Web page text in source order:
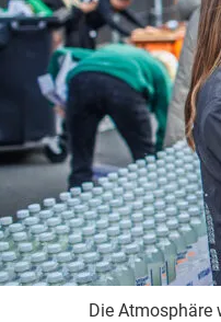
Die Atmosphäre